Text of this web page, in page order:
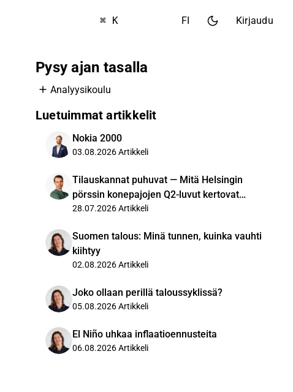
⌘ K FI Kirjaudu
Pysy ajan tasalla
Analyysikoulu
Luetuimmat artikkelit
Nokia 2000
03.08.2026Artikkeli
Tilauskannat puhuvat — Mitä Helsingin
pörssin konepajojen Q2-luvut kertovat
kysynnästä?
28.07.2026Artikkeli
Suomen talous: Minä tunnen, kuinka vauhti
kiihtyy
02.08.2026Artikkeli
Joko ollaan perillä taloussyklissä?
05.08.2026Artikkeli
El Niño uhkaa inflaatioennusteita
06.08.2026Artikkeli